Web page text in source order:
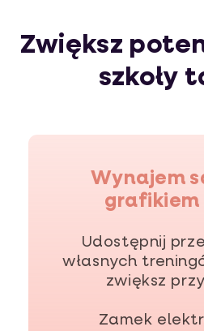
Zwiększ
szkoły
Wynajem
grafikiem
Udostępnij
własnych
zwiększ
Zamek